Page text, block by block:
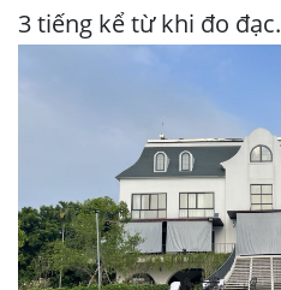
3 tiếng kể từ khi đo đạc.